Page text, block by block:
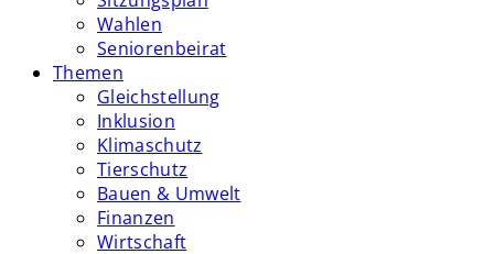
Wahlen
Seniorenbeirat
Themen
Gleichstellung
Inklusion
Klimaschutz
Tierschutz
Bauen & Umwelt
Finanzen
Wirtschaft